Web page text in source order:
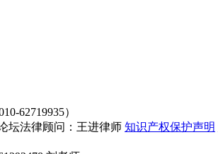
62719935）
坛法律顾问：王进律师 知识产权保护声明